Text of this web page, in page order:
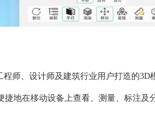
程师、设计师及建筑行业用户打造的
地在移动设备上查看、测量、标注及